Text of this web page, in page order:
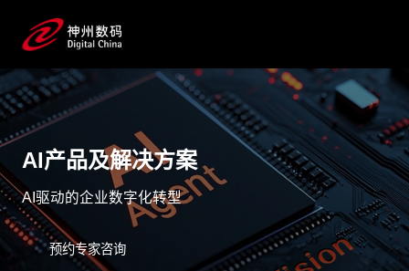
AI产品及解决方案
AI驱动的企业数字化转型
预约专家咨询